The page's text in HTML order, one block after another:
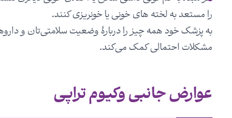
را مستعد به لخته های خونی یا خونریزی کنند.
به پزشک خود همه چیز را دربارۀ وضعیت سلامتی‌تان و
مشکلات احتمالی کمک می‌کند.
عوارض جانبی وکیوم تراپی